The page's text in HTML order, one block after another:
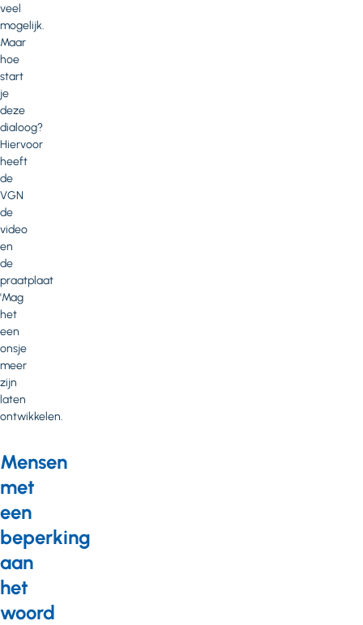
veel
mogelijk.
Maar
hoe
start
je
deze
dialoog?
Hiervoor
heeft
de
VGN
de
video
en
de
praatplaat
'Mag
het
een
onsje
meer
zijn
laten
ontwikkelen.
Mensen
met
een
beperking
aan
het
woord